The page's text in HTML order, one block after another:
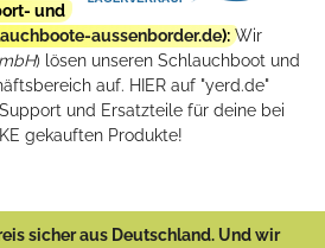
und
aussenborder.de): Wir
) lösen unseren Schlauchboot und
auf. HIER auf "yerd.de"
und Ersatzteile für deine bei
gekauften Produkte!
sicher aus Deutschland. Und wir